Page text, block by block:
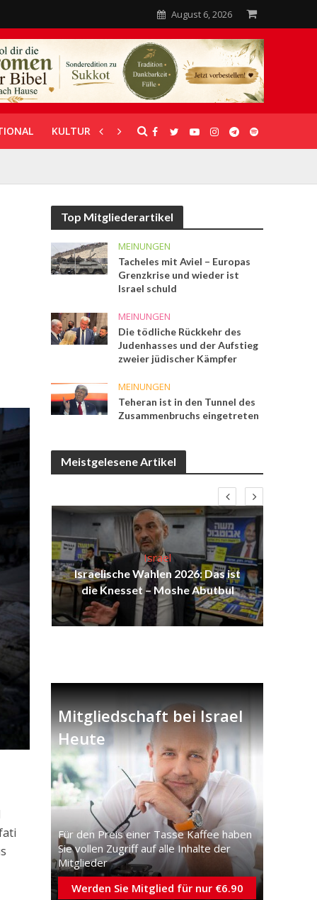
August 6, 2026
KULTUR UNTERSTÜTZUNG
Top Mitgliederartikel
MEINUNGEN
Tacheles mit Aviel – Europas
Grenzkrise und wieder ist
Israel schuld
MEINUNGEN
Die tödliche Rückkehr des
Judenhasses und der Aufstieg
zweier jüdischer Kämpfer
MEINUNGEN
Teheran ist in den Tunnel des
Zusammenbruchs eingetreten
Meistgelesene Artikel
Israel
Israelische Wahlen 2026: Das ist
die Knesset – Moshe Abutbul
Mitgliedschaft bei Israel
Heute
Für den Preis einer Tasse Kaffee haben
Sie vollen Zugriff auf alle Inhalte der
Mitglieder
Werden Sie Mitglied für nur €6.90